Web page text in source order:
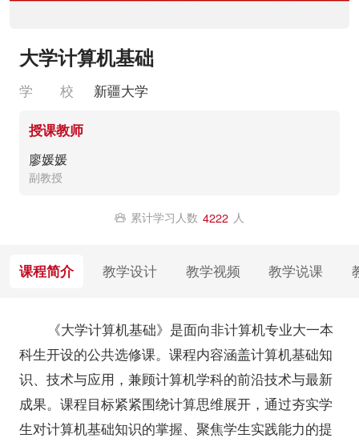
大学计算机基础
学 校 新疆大学
授课教师
廖媛媛
副教授
累计学习人数 4222 人
课程简介 教学设计 教学视频 教学说课
《大学计算机基础》是面向非计算机专业大一本
科生开设的公共选修课。课程内容涵盖计算机基础知
识、技术与应用，兼顾计算机学科的前沿技术与最新
成果。课程目标紧紧围绕计算思维展开，通过夯实学
生对计算机基础知识的掌握、聚焦学生实践能力的提